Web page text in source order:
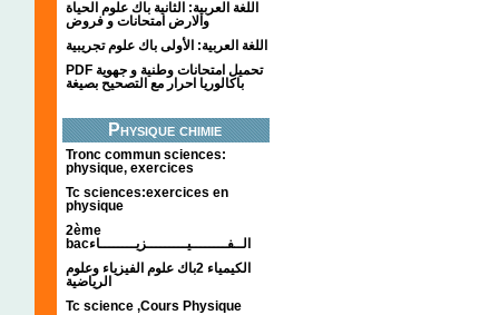
اللغة العربية: الثانية باك علوم الحياة
والارض امتحانات و فروض
اللغة العربية: الأولى باك علوم تجريبية
PDF تحميل امتحانات وطنية و جهوية
باكالوريا احرار مع التصحيح بصيغة
Physique chimie
Tronc commun sciences:
physique, exercices
Tc sciences:exercices en
physique
2ème
bacالــفــــــــيـــــــــزيــــــــاء
الكيمياء 2باك علوم الفيزياء وعلوم
الرياضية
Tc science ,Cours Physique